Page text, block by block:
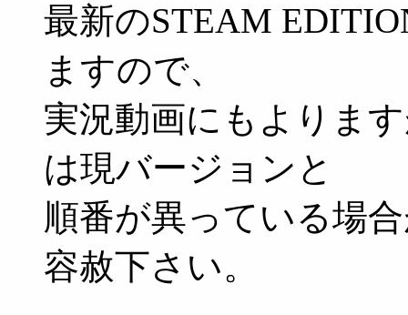
最新のSTEAM
ますので、
実況動画にもよりま
は現バージョンと
順番が異っている場
容赦下さい。